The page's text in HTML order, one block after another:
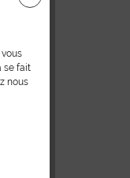
se fait
nous